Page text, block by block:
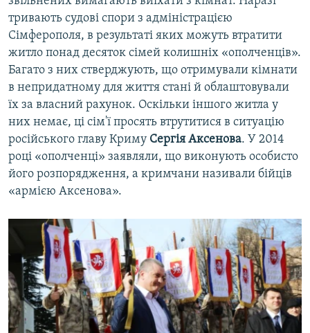
тривають судові спори з адміністрацією
Сімферополя, в результаті яких можуть втратити
житло понад десяток сімей колишніх «ополченців».
Багато з них стверджують, що отримували кімнати
в непридатному для життя стані й облаштовували
їх за власний рахунок. Оскільки іншого житла у
них немає, ці сім'ї просять втрутитися в ситуацію
російського главу Криму Сергія Аксенова. У 2014
році «ополченці» заявляли, що виконують особисто
його розпорядження, а кримчани називали бійців
«армією Аксенова».